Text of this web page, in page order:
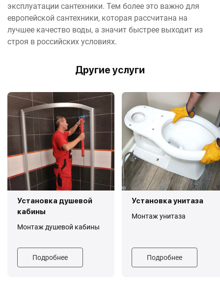
эксплуатации сантехники. Тем более это важно для
европейской сантехники, которая рассчитана на
лучшее качество воды, а значит быстрее выходит из
строя в российских условиях.
Другие услуги
Установка душевой
кабины
Монтаж душевой кабины
Подробнее
Установка унитаза
Монтаж унитаза
Подробнее